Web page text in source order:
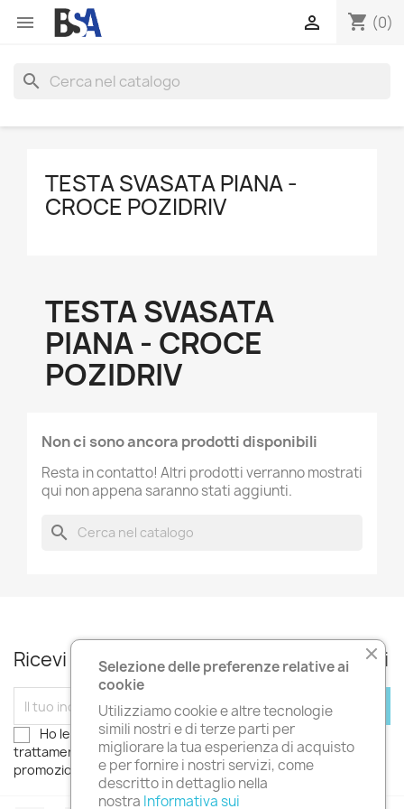
 shopping_cart (0)

search
TESTA SVASATA PIANA -
CROCE POZIDRIV
TESTA SVASATA
PIANA - CROCE
POZIDRIV
Non ci sono ancora prodotti disponibili
Resta in contatto! Altri prodotti verranno mostrati
qui non appena saranno stati aggiunti.
search
Ricevi le nostre novità e le offerte speciali
Ho letto l' informativa sulla privacye autorizzo il
trattamento dei miei dati personali. Desidero ricevere
promozioni, sconti e novità!
Selezione delle preferenze relative ai
cookie
Utilizziamo cookie e altre tecnologie
simili nostri e di terze parti per
migliorare la tua esperienza di acquisto
e per fornire i nostri servizi, come
descritto in dettaglio nella
nostra Informativa sui